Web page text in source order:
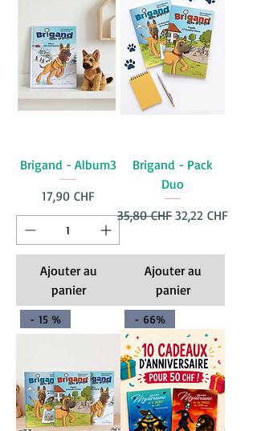
Brigand - Album3
Prix
17,90 CHF
Ajouter au
panier
Brigand - Pack
Duo
Prix original
35,80 CHF Prix
32,22 CHF
Ajouter au
panier
- 15 % - 66%